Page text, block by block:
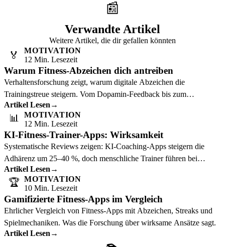
📰
Verwandte Artikel
Weitere Artikel, die dir gefallen könnten
🏅
MOTIVATION
12 Min. Lesezeit
Warum Fitness-Abzeichen dich antreiben
Verhaltensforschung zeigt, warum digitale Abzeichen die
Trainingstreue steigern. Vom Dopamin-Feedback bis zum
Zielgradienten-Effekt.
Artikel Lesen →
📊
MOTIVATION
12 Min. Lesezeit
KI-Fitness-Trainer-Apps: Wirksamkeit
Systematische Reviews zeigen: KI-Coaching-Apps steigern die
Adhärenz um 25–40 %, doch menschliche Trainer führen bei
Formkorrektur und Verletzungsprävention.
Artikel Lesen →
🏆 MOTIVATION
10 Min. Lesezeit
Gamifizierte Fitness-Apps im Vergleich
Ehrlicher Vergleich von Fitness-Apps mit Abzeichen, Streaks und
Spielmechaniken. Was die Forschung über wirksame Ansätze sagt.
Artikel Lesen →